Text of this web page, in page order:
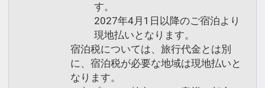
す。
2027年4月1日以降のご宿泊より
現地払いとなります。
宿泊税については、旅行代金とは別
に、宿泊税が必要な地域は現地払いと
なります。